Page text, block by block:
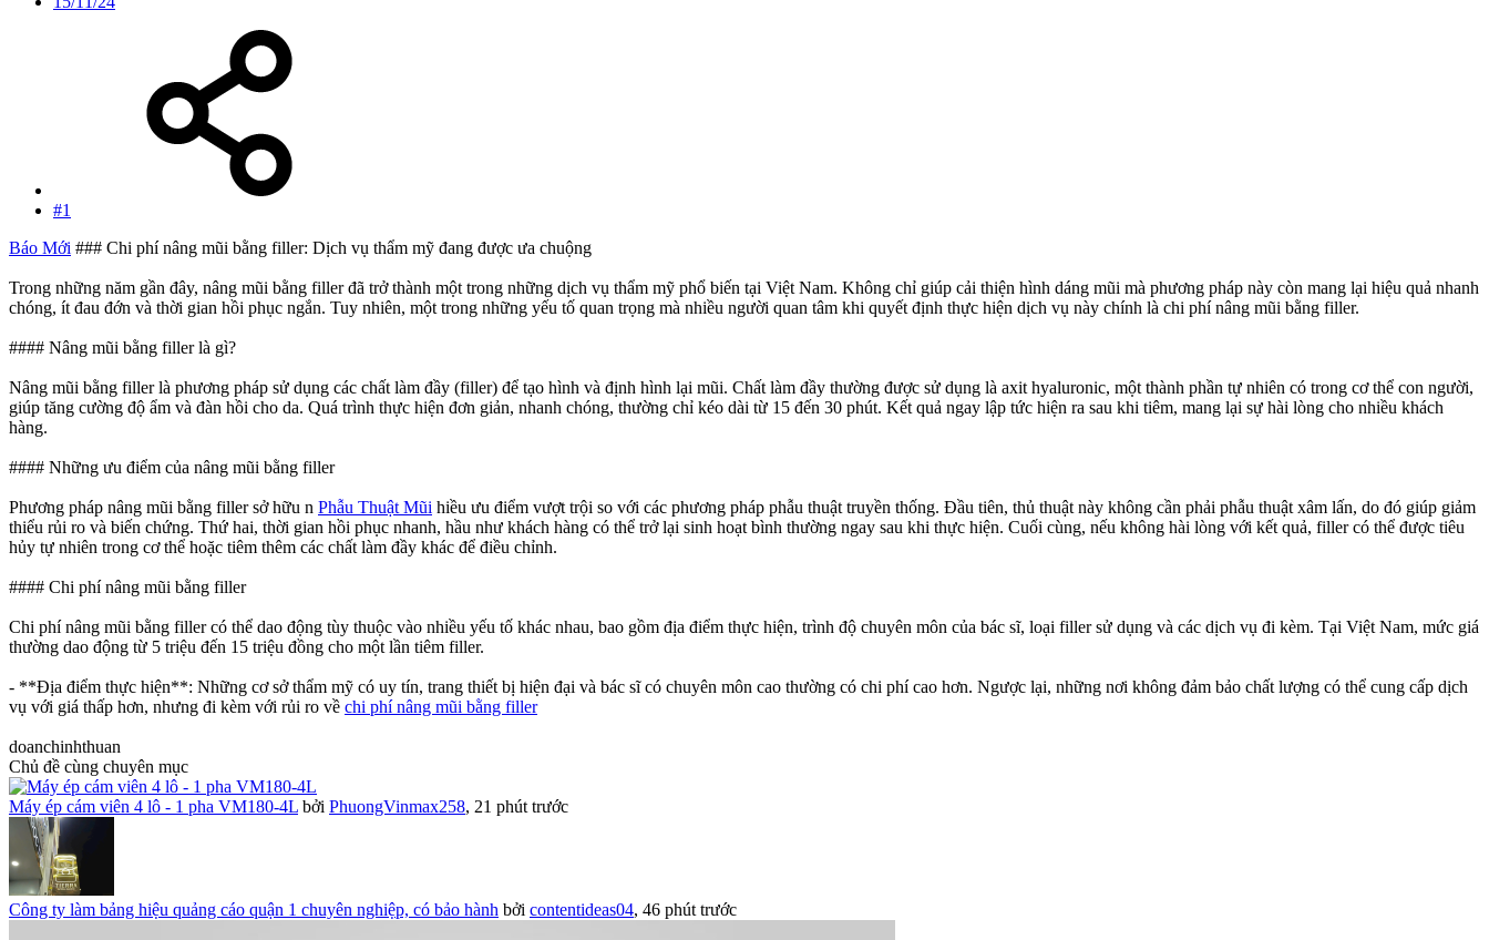
#1
Báo Mới ### Chi phí nâng mũi bằng filler: Dịch vụ thẩm mỹ đang được ưa chuộng
Trong những năm gần đây, nâng mũi bằng filler đã trở thành một trong những dịch vụ thẩm mỹ phổ biến tại Việt Nam. Không chỉ giúp cải thiện hình dáng mũi mà phương pháp này còn mang lại hiệu quả nhanh
chóng, ít đau đớn và thời gian hồi phục ngắn. Tuy nhiên, một trong những yếu tố quan trọng mà nhiều người quan tâm khi quyết định thực hiện dịch vụ này chính là chi phí nâng mũi bằng filler.
#### Nâng mũi bằng filler là gì?
Nâng mũi bằng filler là phương pháp sử dụng các chất làm đầy (filler) để tạo hình và định hình lại mũi. Chất làm đầy thường được sử dụng là axit hyaluronic, một thành phần tự nhiên có trong cơ thể con người,
giúp tăng cường độ ẩm và đàn hồi cho da. Quá trình thực hiện đơn giản, nhanh chóng, thường chỉ kéo dài từ 15 đến 30 phút. Kết quả ngay lập tức hiện ra sau khi tiêm, mang lại sự hài lòng cho nhiều khách
hàng.
#### Những ưu điểm của nâng mũi bằng filler
Phương pháp nâng mũi bằng filler sở hữu n Phẫu Thuật Mũi hiều ưu điểm vượt trội so với các phương pháp phẫu thuật truyền thống. Đầu tiên, thủ thuật này không cần phải phẫu thuật xâm lấn, do đó giúp giảm
thiểu rủi ro và biến chứng. Thứ hai, thời gian hồi phục nhanh, hầu như khách hàng có thể trở lại sinh hoạt bình thường ngay sau khi thực hiện. Cuối cùng, nếu không hài lòng với kết quả, filler có thể được tiêu
hủy tự nhiên trong cơ thể hoặc tiêm thêm các chất làm đầy khác để điều chỉnh.
#### Chi phí nâng mũi bằng filler
Chi phí nâng mũi bằng filler có thể dao động tùy thuộc vào nhiều yếu tố khác nhau, bao gồm địa điểm thực hiện, trình độ chuyên môn của bác sĩ, loại filler sử dụng và các dịch vụ đi kèm. Tại Việt Nam, mức giá
thường dao động từ 5 triệu đến 15 triệu đồng cho một lần tiêm filler.
- **Địa điểm thực hiện**: Những cơ sở thẩm mỹ có uy tín, trang thiết bị hiện đại và bác sĩ có chuyên môn cao thường có chi phí cao hơn. Ngược lại, những nơi không đảm bảo chất lượng có thể cung cấp dịch
vụ với giá thấp hơn, nhưng đi kèm với rủi ro về chi phí nâng mũi bằng filler
doanchinhthuan
Chủ đề cùng chuyên mục
Máy ép cám viên 4 lô - 1 pha VM180-4L bởi PhuongVinmax258, 21 phút trước
Công ty làm bảng hiệu quảng cáo quận 1 chuyên nghiệp, có bảo hành bởi contentideas04, 46 phút trước